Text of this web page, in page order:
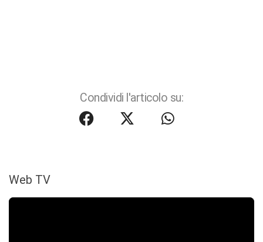
Condividi l'articolo su:
Web TV